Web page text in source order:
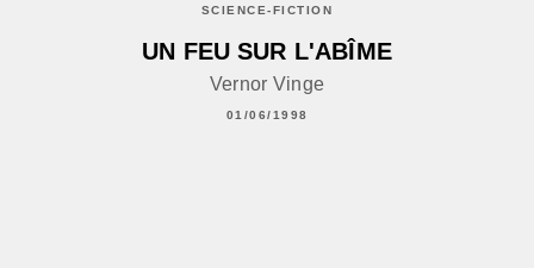
SCIENCE-FICTION
UN FEU SUR L'ABÎME
Vernor Vinge
01/06/1998